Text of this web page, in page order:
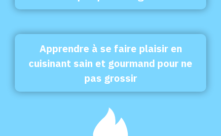
Apprendre à se faire plaisir en
cuisinant sain et gourmand pour ne
pas grossir